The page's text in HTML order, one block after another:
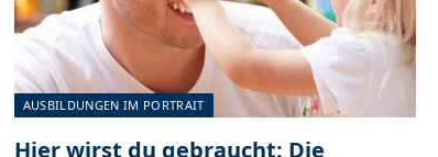
AUSBILDUNGEN IM PORTRAIT
Hier wirst du gebraucht: Die